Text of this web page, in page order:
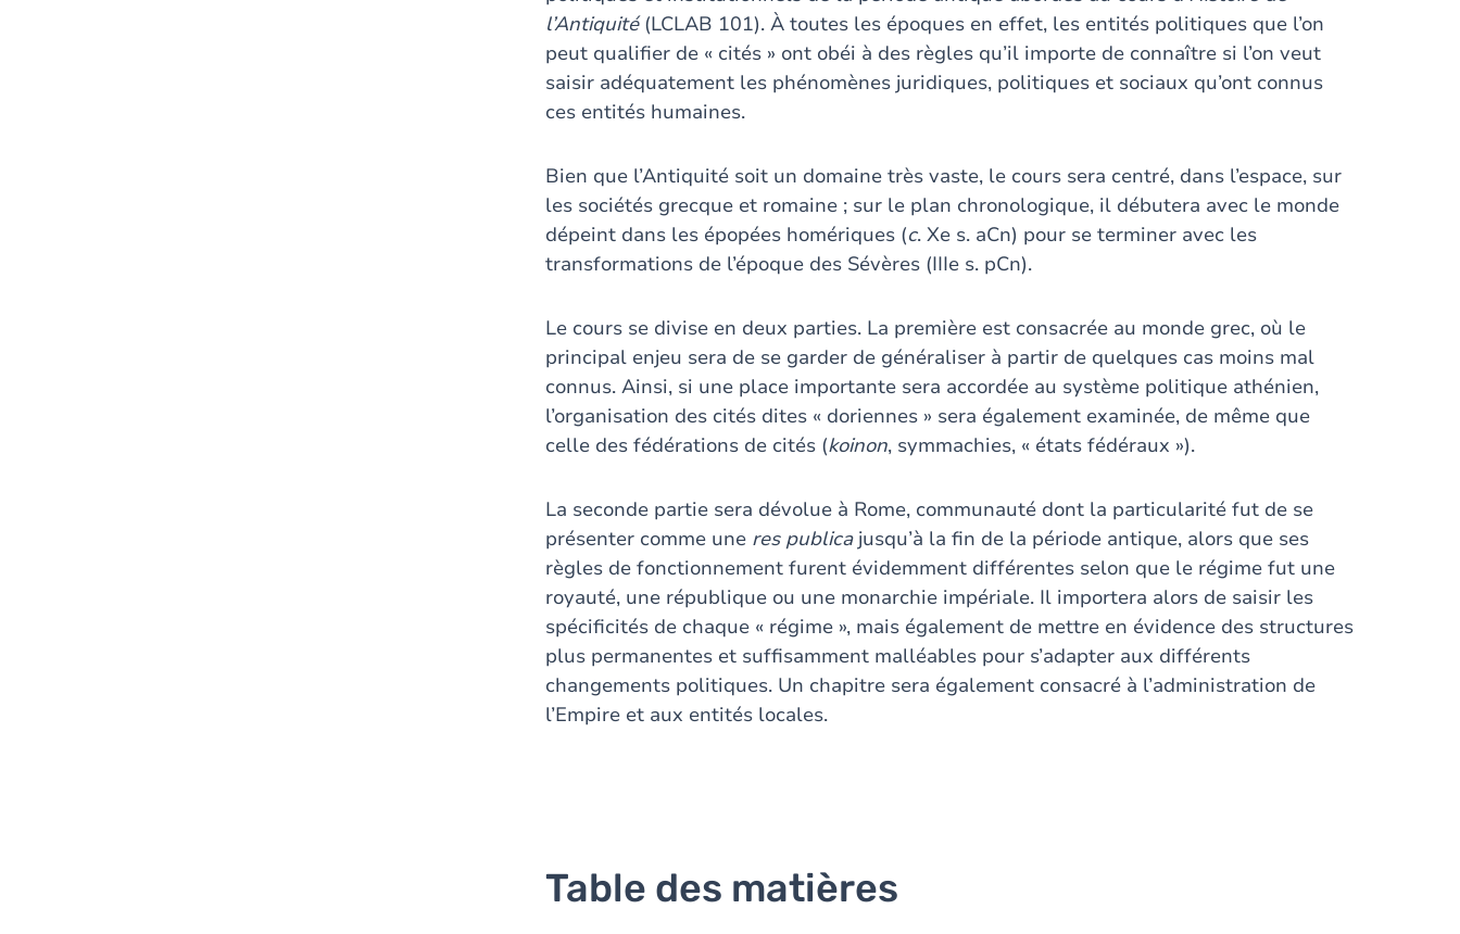
l’Antiquité(LCLAB 101). À toutes les époques en effet, les entités politiques que l’on
peut qualifier de « cités » ont obéi à des règles qu’il importe de connaître si l’on veut
saisir adéquatement les phénomènes juridiques, politiques et sociaux qu’ont connus
ces entités humaines.
Bien que l’Antiquité soit un domaine très vaste, le cours sera centré, dans l’espace, sur
les sociétés grecque et romaine ; sur le plan chronologique, il débutera avec le monde
dépeint dans les épopées homériques (c. Xe s. aCn) pour se terminer avec les
transformations de l’époque des Sévères (IIIe s. pCn).
Le cours se divise en deux parties. La première est consacrée au monde grec, où le
principal enjeu sera de se garder de généraliser à partir de quelques cas moins mal
connus. Ainsi, si une place importante sera accordée au système politique athénien,
l’organisation des cités dites « doriennes » sera également examinée, de même que
celle des fédérations de cités (koinon, symmachies, « états fédéraux »).
La seconde partie sera dévolue à Rome, communauté dont la particularité fut de se
présenter comme une res publica jusqu’à la fin de la période antique, alors que ses
règles de fonctionnement furent évidemment différentes selon que le régime fut une
royauté, une république ou une monarchie impériale. Il importera alors de saisir les
spécificités de chaque « régime », mais également de mettre en évidence des structures
plus permanentes et suffisamment malléables pour s’adapter aux différents
changements politiques. Un chapitre sera également consacré à l’administration de
l’Empire et aux entités locales.
Table des matières